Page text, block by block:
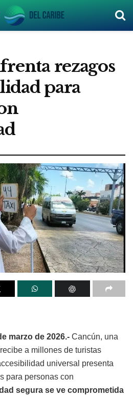
rezagos
para
marzo de 2026.- Cancún, una
a millones de turistas
universal presenta
para personas con
segura se ve comprometida